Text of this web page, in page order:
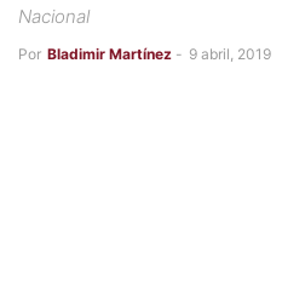
Nacional
Por Bladimir Martínez - 9 abril, 2019